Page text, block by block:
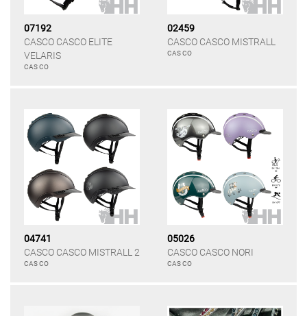
07192
CASCO CASCO ELITE
VELARIS
CAS CO
02459
CASCO CASCO MISTRALL
CAS CO
04741
CASCO CASCO MISTRALL 2
CAS CO
05026
CASCO CASCO NORI
CAS CO